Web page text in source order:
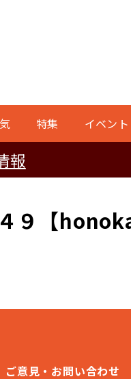
特集 イベント
報
９【
ご意見・お問い合わせ